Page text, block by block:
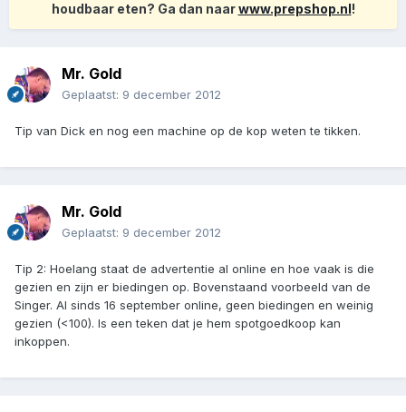
houdbaar eten? Ga dan naarwww.prepshop.nl!
Mr. Gold
Geplaatst: 9 december 2012
Tip van Dick en nog een machine op de kop weten te tikken.
Mr. Gold
Geplaatst: 9 december 2012
Tip 2: Hoelang staat de advertentie al online en hoe vaak is die
gezien en zijn er biedingen op. Bovenstaand voorbeeld van de
Singer. Al sinds 16 september online, geen biedingen en weinig
gezien (<100). Is een teken dat je hem spotgoedkoop kan
inkoppen.